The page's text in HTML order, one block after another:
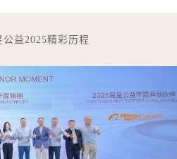
益2025精彩历程